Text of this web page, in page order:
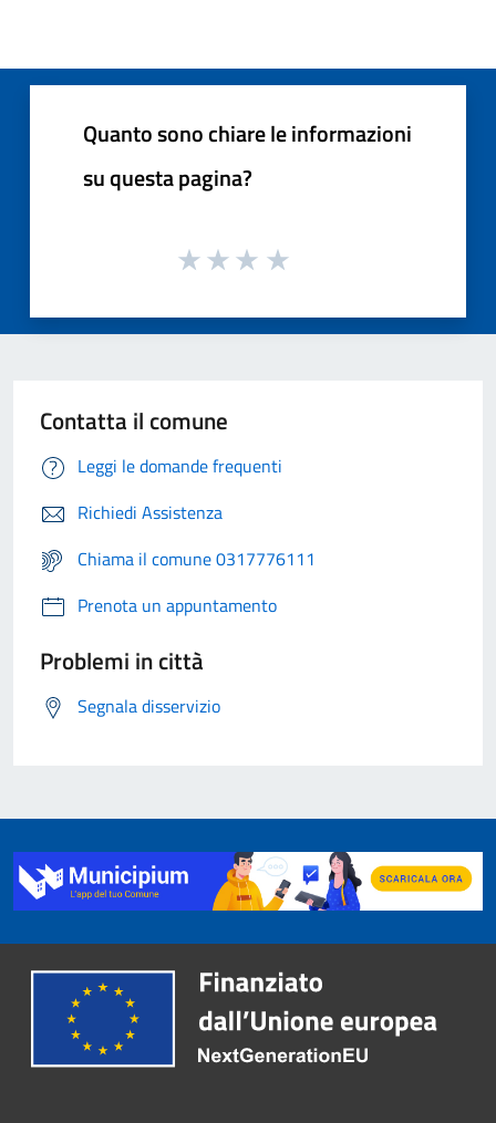
Quanto sono chiare le informazioni
su questa pagina?
Contatta il comune
Leggi le domande frequenti
Richiedi Assistenza
Chiama il comune 0317776111
Prenota un appuntamento
Problemi in città
Segnala disservizio